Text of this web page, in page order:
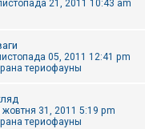
21, 2011 10:43 am
05, 2011 12:41 pm
териофауны
жовтня 31, 2011 5:19 pm
териофауны